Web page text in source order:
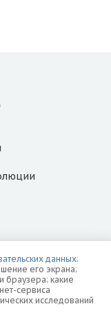
данных:
его экрана;
браузера; какие
сервиса
исследований